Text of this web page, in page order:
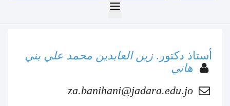
أستاذ دكتور. زين العابدين محمد علي بني
هاني
za.banihani@jadara.edu.jo